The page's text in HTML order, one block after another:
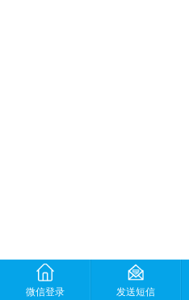
微信登录 发送短信